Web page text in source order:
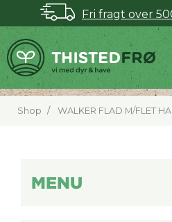
Fri fragt over
Shop WALKER FLAD M/FLET
MENU